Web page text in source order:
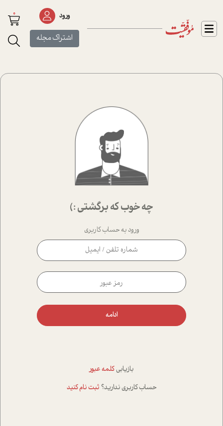
ورود
اشتراک مجله
0
چه خوب که برگشتی :)
ورود به حساب کاربری
ادامه
بازیابی کلمه عبور
حساب کاربری ندارید؟ ثبت نام کنید